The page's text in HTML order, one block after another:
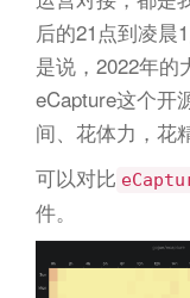
后的21点到凌晨
是说，2022年的
eCapture这个开
间、花体力，花
可以对比
件。